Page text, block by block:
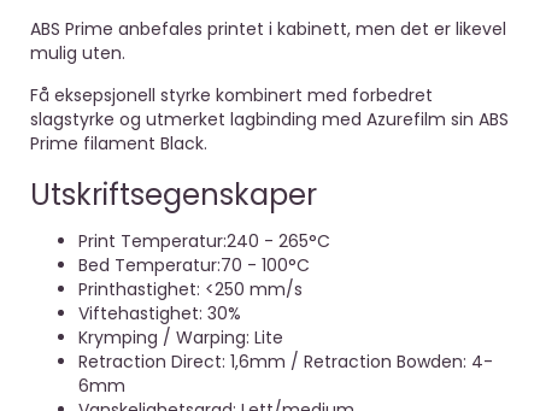
ABS Prime anbefales printet i kabinett, men det er likevel
mulig uten.
Få eksepsjonell styrke kombinert med forbedret
slagstyrke og utmerket lagbinding med Azurefilm sin ABS
Prime filament Black.
Utskriftsegenskaper
Print Temperatur:240 - 265°C
Bed Temperatur:70 - 100°C
Printhastighet: <250 mm/s
Viftehastighet: 30%
Krymping / Warping: Lite
Retraction Direct: 1,6mm / Retraction Bowden: 4-
6mm